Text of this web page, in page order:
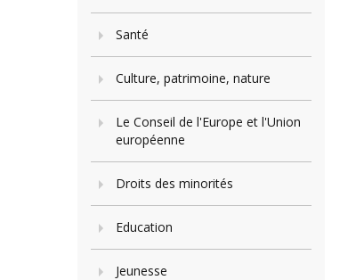
Santé
Culture, patrimoine, nature
Le Conseil de l'Europe et l'Union
européenne
Droits des minorités
Education
Jeunesse